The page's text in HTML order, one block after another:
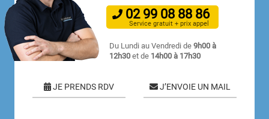
02 99 08 88 86
Service gratuit + prix appel
Du Lundi au Vendredi de9h00 à
12h30 et de 14h00 à 17h30
JE PRENDS RDV J’ENVOIE UN MAIL